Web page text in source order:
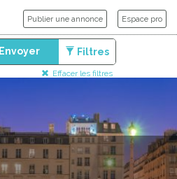
Publier une annonce Espace pro
Envoyer Filtres
Effacer les filtres